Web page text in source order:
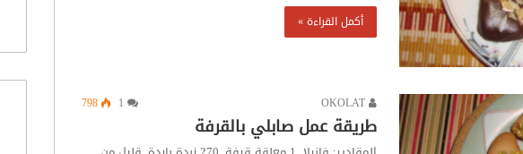
أكمل القراءة »
798
طريقة عمل صابلي بالقرفة